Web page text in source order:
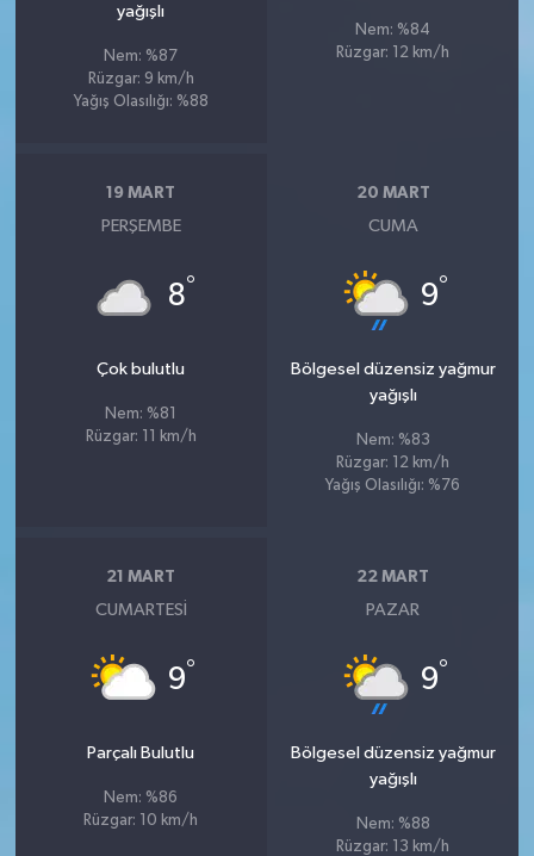
yağışlı
Nem: %87
Rüzgar: 9 km/h
Yağış Olasılığı: %88
Nem: %84
Rüzgar: 12 km/h
19 MART
PERŞEMBE
8°
Çok bulutlu
Nem: %81
Rüzgar: 11 km/h
20 MART
CUMA
9°
Bölgesel düzensiz yağmur
yağışlı
Nem: %83
Rüzgar: 12 km/h
Yağış Olasılığı: %76
21 MART
CUMARTESI
9°
Parçalı Bulutlu
Nem: %86
Rüzgar: 10 km/h
22 MART
PAZAR
9°
Bölgesel düzensiz yağmur
yağışlı
Nem: %88
Rüzgar: 13 km/h